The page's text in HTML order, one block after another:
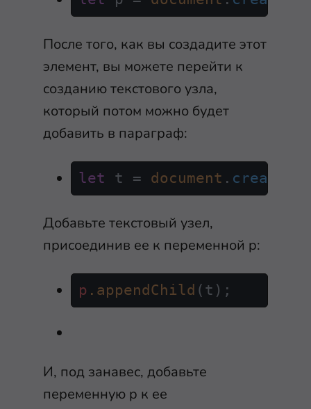
После того, как вы создадите этот
элемент, вы можете перейти к
созданию текстового узла,
который потом можно будет
добавить в параграф:
let t = document .
Добавьте текстовый узел,
присоединив ее к переменной p:
p .appendChild (t);
И, под занавес, добавьте
переменную p к ее